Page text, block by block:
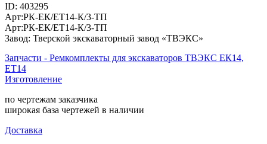
ID: 403295
Арт:РК-ЕК/ЕТ14-К/3-ТП
Арт:РК-ЕК/ЕТ14-К/3-ТП
Завод: Тверской экскаваторный завод «ТВЭКС»
Запчасти - Ремкомплекты для экскаваторов ТВЭКС ЕК14,
ЕТ14
Изготовление
по чертежам заказчика
широкая база чертежей в наличии
Доставка